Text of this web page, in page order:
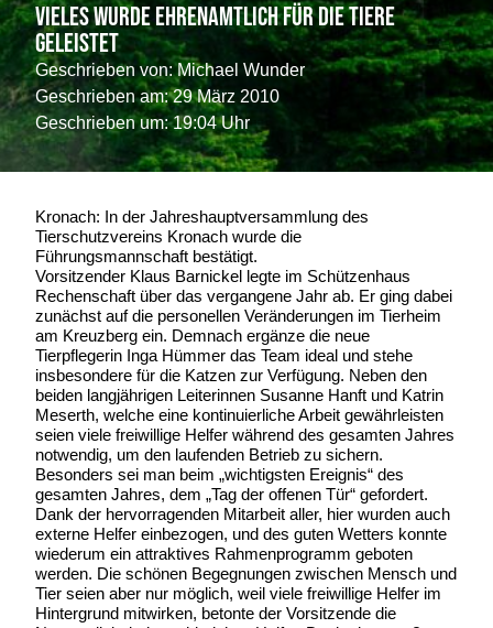
Vieles wurde ehrenamtlich für die Tiere
geleistet
Geschrieben von:Michael Wunder
Geschrieben am: 29 März 2010
Geschrieben um: 19:04 Uhr
Kronach: In der Jahreshauptversammlung des
Tierschutzvereins Kronach wurde die
Führungsmannschaft bestätigt.
Vorsitzender Klaus Barnickel legte im Schützenhaus
Rechenschaft über das vergangene Jahr ab. Er ging dabei
zunächst auf die personellen Veränderungen im Tierheim
am Kreuzberg ein. Demnach ergänze die neue
Tierpflegerin Inga Hümmer das Team ideal und stehe
insbesondere für die Katzen zur Verfügung. Neben den
beiden langjährigen Leiterinnen Susanne Hanft und Katrin
Meserth, welche eine kontinuierliche Arbeit gewährleisten
seien viele freiwillige Helfer während des gesamten Jahres
notwendig, um den laufenden Betrieb zu sichern.
Besonders sei man beim „wichtigsten Ereignis“ des
gesamten Jahres, dem „Tag der offenen Tür“ gefordert.
Dank der hervorragenden Mitarbeit aller, hier wurden auch
externe Helfer einbezogen, und des guten Wetters konnte
wiederum ein attraktives Rahmenprogramm geboten
werden. Die schönen Begegnungen zwischen Mensch und
Tier seien aber nur möglich, weil viele freiwillige Helfer im
Hintergrund mitwirken, betonte der Vorsitzende die